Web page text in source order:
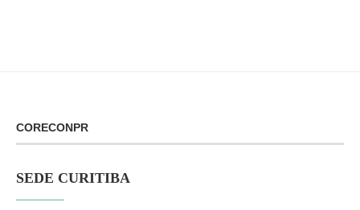
CORECONPR
SEDE CURITIBA